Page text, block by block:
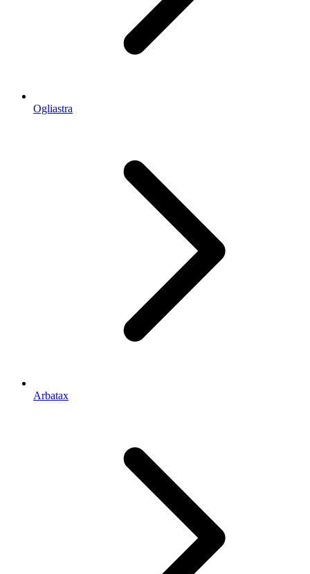
Ogliastra
Arbatax